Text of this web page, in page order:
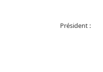
Président :